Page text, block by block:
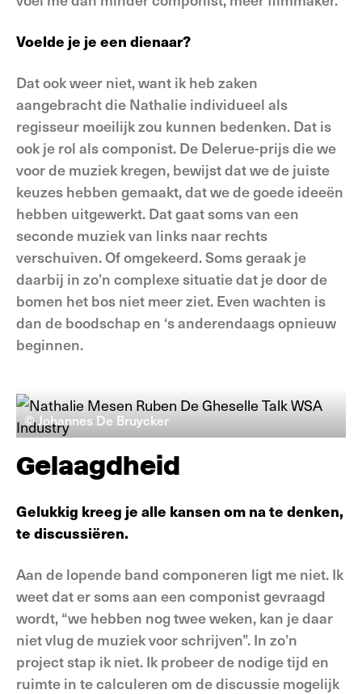
Voelde je je een dienaar?
Dat ook weer niet, want ik heb zaken
aangebracht die Nathalie individueel als
regisseur moeilijk zou kunnen bedenken. Dat is
ook je rol als componist. De Delerue-prijs die we
voor de muziek kregen, bewijst dat we de juiste
keuzes hebben gemaakt, dat we de goede ideeën
hebben uitgewerkt. Dat gaat soms van een
seconde muziek van links naar rechts
verschuiven. Of omgekeerd. Soms geraak je
daarbij in zo’n complexe situatie dat je door de
bomen het bos niet meer ziet. Even wachten is
dan de boodschap en ‘s anderendaags opnieuw
beginnen.
© Johannes De Bruycker
Gelaagdheid
Gelukkig kreeg je alle kansen om na te denken,
te discussiëren.
Aan de lopende band componeren ligt me niet. Ik
weet dat er soms aan een componist gevraagd
wordt, “we hebben nog twee weken, kan je daar
niet vlug de muziek voor schrijven”. In zo’n
project stap ik niet. Ik probeer de nodige tijd en
ruimte in te calculeren om de discussie mogelijk